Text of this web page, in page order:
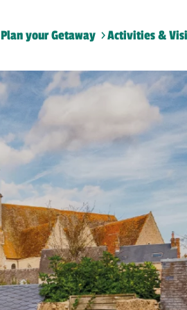
Plan your Getaway Activities &